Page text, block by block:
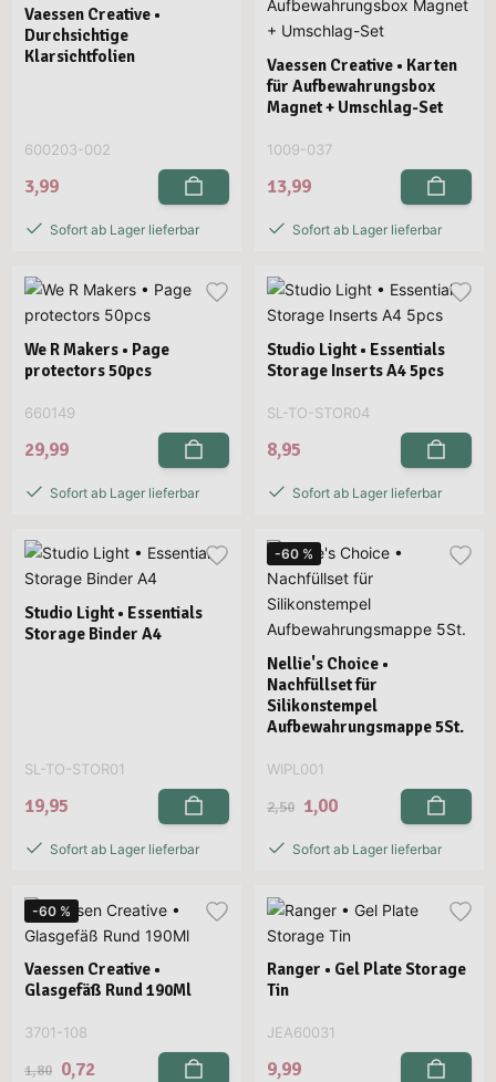
Vaessen Creative •
Durchsichtige
Klarsichtfolien
600203-002
3,99
Sofort ab Lager lieferbar
Vaessen Creative • Karten
für Aufbewahrungsbox
Magnet + Umschlag-Set
1009-037
13,99
Sofort ab Lager lieferbar
We R Makers • Page
protectors 50pcs
660149
29,99
Sofort ab Lager lieferbar
Studio Light • Essentials
Storage Inserts A4 5pcs
SL-TO-STOR04
8,95
Sofort ab Lager lieferbar
Studio Light • Essentials
Storage Binder A4
SL-TO-STOR01
19,95
Sofort ab Lager lieferbar
-60 %
Nellie's Choice •
Nachfüllset für
Silikonstempel
Aufbewahrungsmappe 5St.
WIPL001
2,50 1,00
Sofort ab Lager lieferbar
-60 %
Vaessen Creative •
Glasgefäß Rund 190Ml
3701-108
1,80 0,72
Ranger • Gel Plate Storage
Tin
JEA60031
9,99